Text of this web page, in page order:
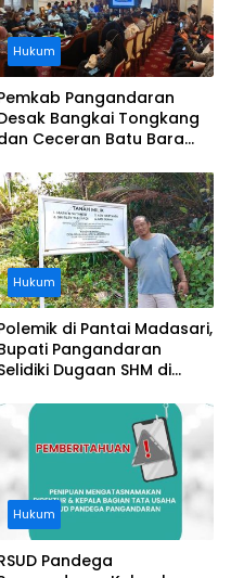
Hukum
Pangandaran
Bangkai Tongkang
Ceceran Batu Bara
Koordinasi
Hukum
di Pantai Madasari,
Pangandaran
Dugaan SHM di
Hukum
Pandega